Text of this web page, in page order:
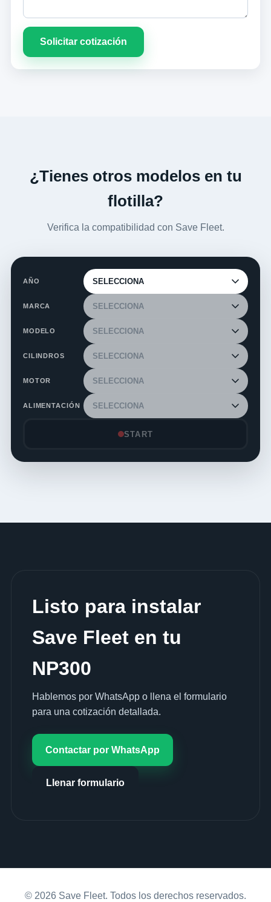
Solicitar cotización
¿Tienes otros modelos en tu
flotilla?
Verifica la compatibilidad con Save Fleet.
AÑO
MARCA
MODELO
CILINDROS
MOTOR
ALIMENTACIÓN
START
Listo para instalar
Save Fleet en tu
NP300
Hablemos por WhatsApp o llena el formulario
para una cotización detallada.
Contactar por WhatsApp
Llenar formulario
© 2026 Save Fleet. Todos los derechos reservados.